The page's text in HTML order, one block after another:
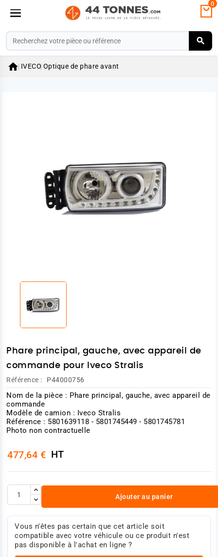
0
 IVECO Optique de phare avant
Phare principal, gauche, avec appareil de
commande pour Iveco Stralis
Référence : P44000756
Nom de la pièce : Phare principal, gauche, avec appareil de
commande
Modèle de camion : Iveco Stralis
Référence : 5801639118 - 5801745449 - 5801745781
Photo non contractuelle
477,64 € HT
Ajouter au panier
Vous n'êtes pas certain que cet article soit
compatible avec votre véhicule ou ce produit n'est
pas disponible à l'achat en ligne ?